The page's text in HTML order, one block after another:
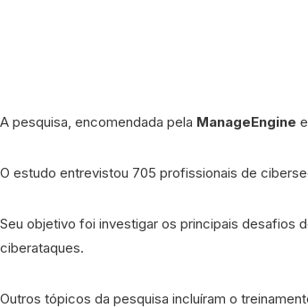
A pesquisa, encomendada pela ManageEngine
O estudo entrevistou 705 profissionais de
Seu objetivo foi investigar os principais desafios
ciberataques.
Outros tópicos da pesquisa incluíram o